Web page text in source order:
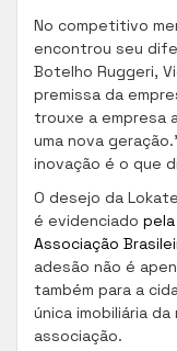
No competitivo
encontrou seu
Botelho Ruggeri,
premissa da
trouxe a empresa
uma nova
inovação é o que
O desejo da
é evidenciado
Associação
adesão não é
também para a
única imobiliária
associação.